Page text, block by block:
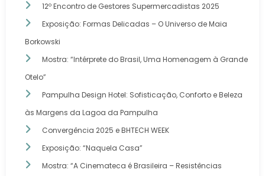
12º Encontro de Gestores Supermercadistas 2025
Exposição: Formas Delicadas – O Universo de Maia
Borkowski
Mostra: “Intérprete do Brasil, Uma Homenagem à Grande
Otelo”
Pampulha Design Hotel: Sofisticação, Conforto e Beleza
às Margens da Lagoa da Pampulha
Convergência 2025 e BHTECH WEEK
Exposição: “Naquela Casa”
Mostra: “A Cinemateca é Brasileira – Resistências